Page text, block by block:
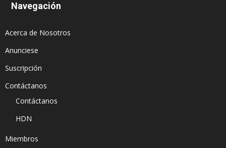
Navegación
Acerca de Nosotros
Anunciese
Suscripción
Contáctanos
Contáctanos
HDN
Miembros